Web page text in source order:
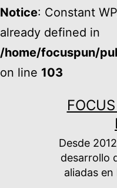
Notice: Constant
already defined in
/home/focuspun/
on line 103
Desde
desarrollo
aliadas